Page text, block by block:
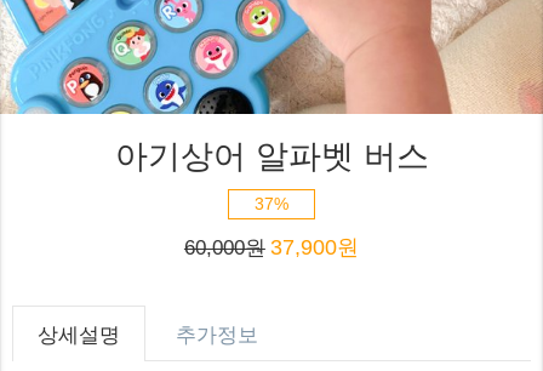
아기상어 알파벳 버스
37%
60,000원 37,900원
상세설명 추가정보